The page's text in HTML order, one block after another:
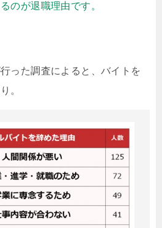
のが退職理由です。
った調査によると、バイトを
。